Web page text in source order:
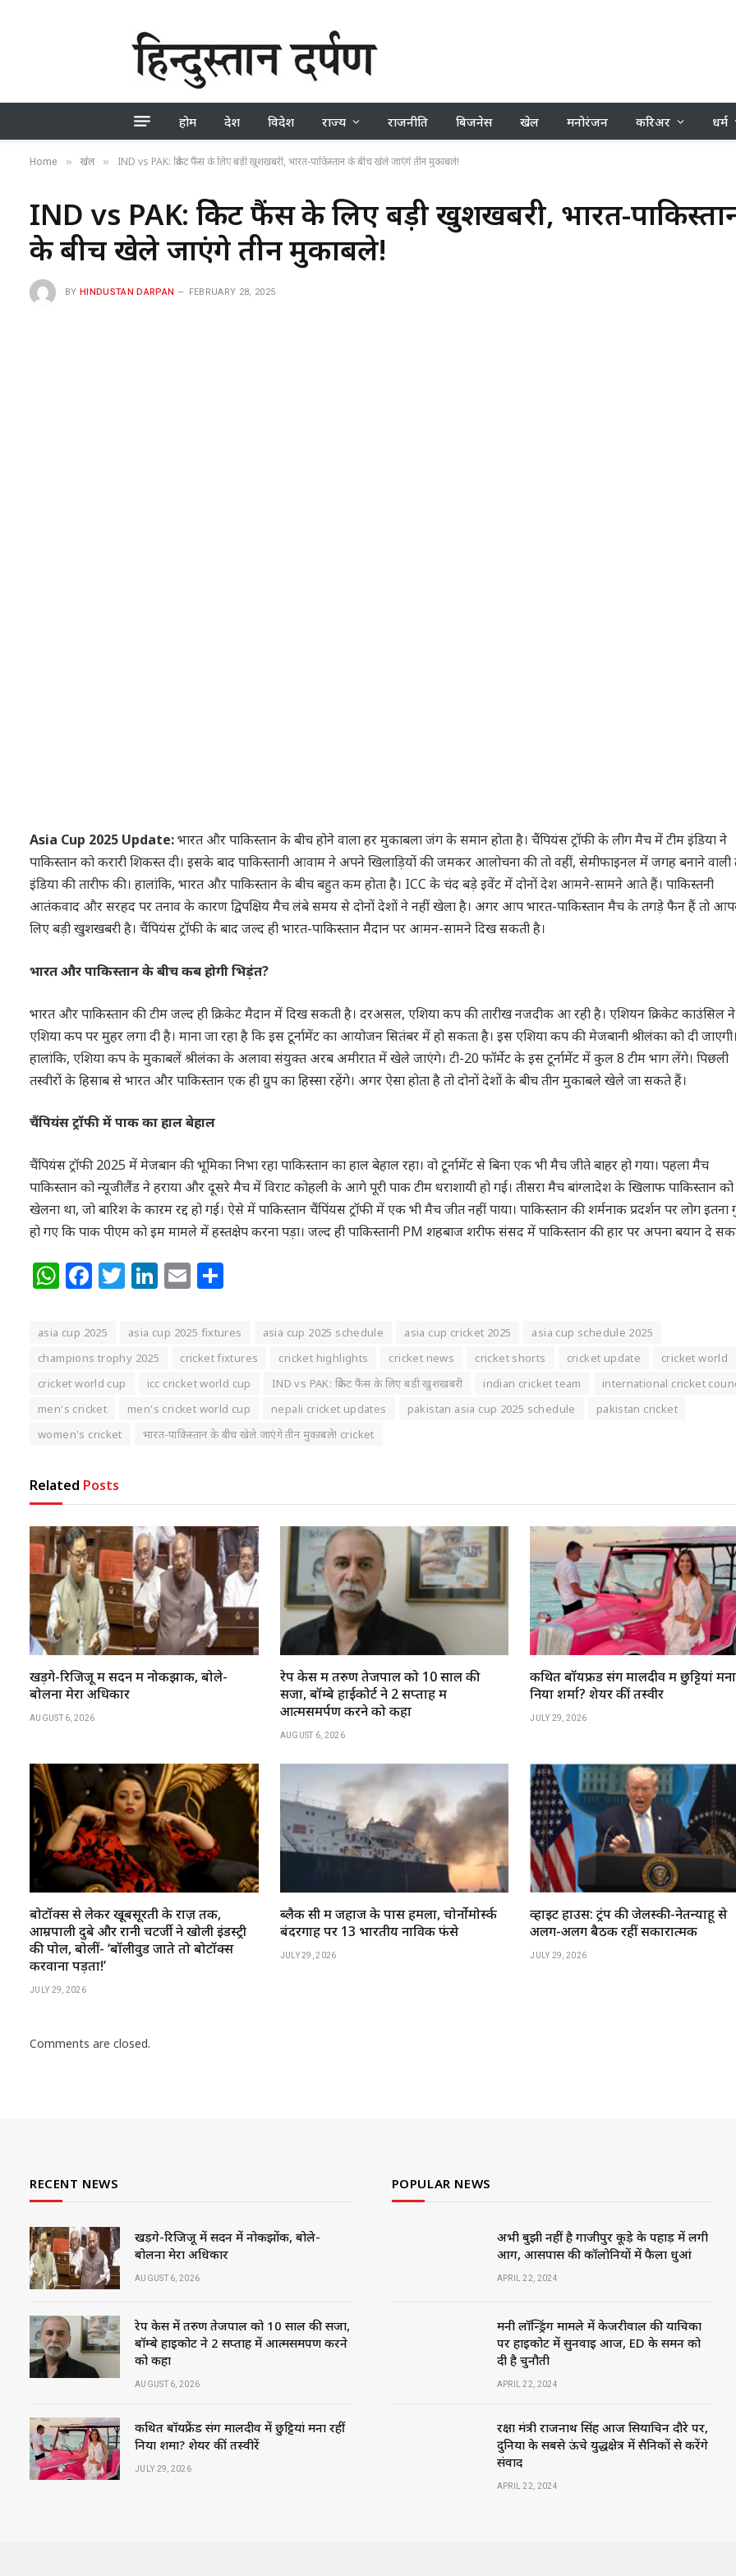
होम देश विदेश राज्य राजनीति बिजनेस खेल मनोरंजन करिअर धर्म
Home » खेल » IND vs PAK: क्रिकेट फैंस के लिए बड़ी खुशखबरी, भारत-पाकिस्तान के बीच खेले जाएंगे तीन मुकाबले!
IND vs PAK: क्रिकेट फैंस के लिए बड़ी खुशखबरी, भारत-
के बीच खेले जाएंगे तीन मुकाबले!
BY HINDUSTAN DARPAN FEBRUARY 28, 2025
Asia Cup 2025 Update:भारत और पाकिस्तान के बीच होने वाला हर मुकाबला जंग के समान होता है। चैंपियंस ट्रॉफी के लीग मैच में टीम इंडिया ने
पाकिस्तान को करारी शिकस्त दी। इसके बाद पाकिस्तानी आवाम ने अपने खिलाड़ियों की जमकर आलोचना की तो वहीं, सेमीफाइनल में जगह बनाने वाली
इंडिया की तारीफ की। हालांकि, भारत औऱ पाकिस्तान के बीच बहुत कम होता है। ICC के चंद बड़े इवेंट में दोनों देश आमने-सामने आते हैं। पाकिस्तनी
आतंकवाद और सरहद पर तनाव के कारण द्विपक्षिय मैच लंबे समय से दोनों देशों ने नहीं खेला है। अगर आप भारत-पाकिस्तान मैच के तगड़े फैन हैं तो
लिए बड़ी खुशखबरी है। चैंपियंस ट्रॉफी के बाद जल्द ही भारत-पाकिस्तान मैदान पर आमन-सामने दिख सकती है।
भारत और पाकिस्तान के बीच कब होगी भिड़ंत?
भारत और पाकिस्तान की टीम जल्द ही क्रिकेट मैदान में दिख सकती है। दरअसल, एशिया कप की तारीख नजदीक आ रही है। एशियन क्रिकेट काउंसिल ने
एशिया कप पर मुहर लगा दी है। माना जा रहा है कि इस टूर्नामेंट का आयोजन सितंबर में हो सकता है। इस एशिया कप की मेजबानी श्रीलंका को दी
हालांकि, एशिया कप के मुकाबलें श्रीलंका के अलावा संयुक्त अरब अमीरात में खेले जाएंगे। टी-20 फॉर्मेट के इस टूर्नामेंट में कुल 8 टीम भाग लेंगे। पिछली
तस्वीरों के हिसाब से भारत और पाकिस्तान एक ही ग्रुप का हिस्सा रहेंगे। अगर ऐसा होता है तो दोनों देशों के बीच तीन मुकाबले खेले जा सकते हैं।
चैंपियंस ट्रॉफी में पाक का हाल बेहाल
चैंपियंस ट्रॉफी 2025 में मेजबान की भूमिका निभा रहा पाकिस्तान का हाल बेहाल रहा। वो टूर्नामेंट से बिना एक भी मैच जीते बाहर हो गया। पहला मैच
पाकिस्तान को न्यूजीलैंड ने हराया और दूसरे मैच में विराट कोहली के आगे पूरी पाक टीम धराशायी हो गई। तीसरा मैच बांग्लादेश के खिलाफ पाकिस्तान को
खेलना था, जो बारिश के काऱम रद्द हो गई। ऐसे में पाकिस्तान चैंपिंयस ट्रॉफी में एक भी मैच जीत नहीं पाया। पाकिस्तान की शर्मनाक प्रदर्शन पर लोग इतना
हो गए कि पाक पीएम को इम मामले में हस्तक्षेप करना पड़ा। जल्द ही पाकिस्तानी PM शहबाज शरीफ संसद में पाकिस्तान की हार पर अपना बयान दे
WhatsApp
Facebook
Twitter
LinkedIn
Email
asia cup 2025 asia cup 2025 fixtures asia cup 2025 schedule asia cup cricket 2025
asia cup schedule 2025
champions trophy 2025
cricket fixtures cricket highlights cricket news cricket shorts cricket update
cricket world
cricket world cup
icc cricket world cup IND vs PAK: क्रिकेट फैंस के लिए बड़ी खुशखबरी indian cricket team
international cricket
men's cricket
men's cricket world cup nepali cricket updates pakistan asia cup 2025 schedule
pakistan cricket
women's cricket
भारत-पाकिस्तान के बीच खेले जाएंगे तीन मुकाबले! cricket
Related Posts
खड़गे-रिजिजू में सदन में नोकझोंक, बोले-
बोलना मेरा अधिकार
AUGUST 6, 2026
रेप केस में तरुण तेजपाल को 10 साल की
सजा, बॉम्बे हाईकोर्ट ने 2 सप्ताह में
आत्मसमर्पण करने को कहा
AUGUST 6, 2026
कथित बॉयफ्रेंड संग मालदीव में छुट्टियां
निया शर्मा? शेयर कीं तस्वीरें
JULY 29, 2026
बोटॉक्स से लेकर खूबसूरती के राज़ तक,
आम्रपाली दुबे और रानी चटर्जी ने खोली इंडस्ट्री
की पोल, बोलीं- ‘बॉलीवुड जाते तो बोटॉक्स
करवाना पड़ता!’
JULY 29, 2026
ब्लैक सी में जहाज के पास हमला, चोर्नोमोर्स्क
बंदरगाह पर 13 भारतीय नाविक फंसे
JULY 29, 2026
व्हाइट हाउस: ट्रंप की जेलेंस्की-नेतन्याहू से
अलग-अलग बैठकें रहीं सकारात्मक
JULY 29, 2026
Comments are closed.
RECENT NEWS
खड़गे-रिजिजू में सदन में नोकझोंक, बोले-
बोलना मेरा अधिकार
AUGUST 6, 2026
रेप केस में तरुण तेजपाल को 10 साल की सजा,
बॉम्बे हाईकोर्ट ने 2 सप्ताह में आत्मसमर्पण करने
को कहा
AUGUST 6, 2026
कथित बॉयफ्रेंड संग मालदीव में छुट्टियां मना रहीं
निया शर्मा? शेयर कीं तस्वीरें
JULY 29, 2026
POPULAR NEWS
अभी बुझी नहीं है गाजीपुर कूड़े के पहाड़ में लगी
आग, आसपास की कॉलोनियों में फैला धुआं
APRIL 22, 2024
मनी लॉन्ड्रिंग मामले में केजरीवाल की याचिका
पर हाईकोर्ट में सुनवाई आज, ED के समन को
दी है चुनौती
APRIL 22, 2024
रक्षा मंत्री राजनाथ सिंह आज सियाचिन दौरे पर,
दुनिया के सबसे ऊंचे युद्धक्षेत्र में सैनिकों से करेंगे
संवाद
APRIL 22, 2024